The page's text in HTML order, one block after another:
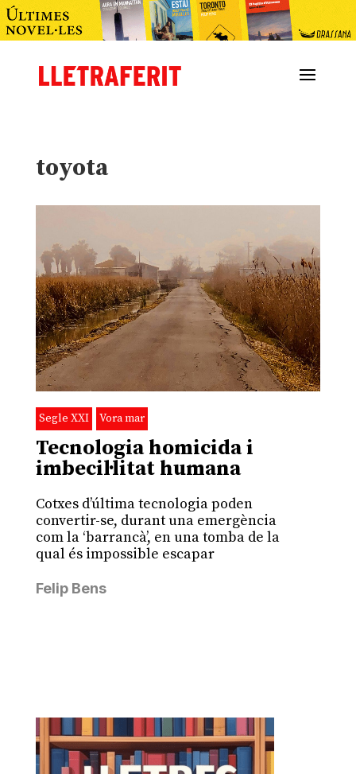
toyota
Segle XXI Vora mar
Tecnologia homicida i
imbecil·litat humana
Cotxes d’última tecnologia poden
convertir-se, durant una emergència
com la ‘barrancà’, en una tomba de la
qual és impossible escapar
Felip Bens